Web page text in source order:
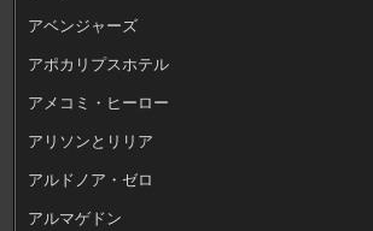
アベンジャーズ
アポカリプスホテル
アメコミ・ヒーロー
アリソンとリリア
アルドノア・ゼロ
アルマゲドン